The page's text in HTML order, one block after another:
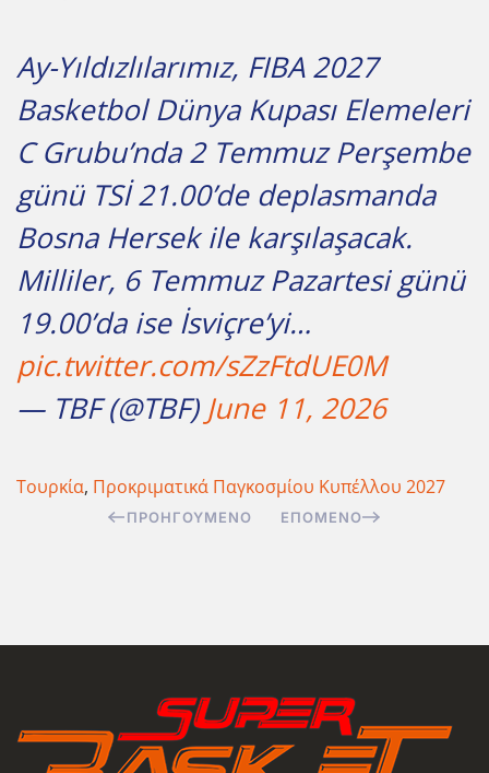
Ay-Yıldızlılarımız, FIBA 2027
Basketbol Dünya Kupası Elemeleri
C Grubu’nda 2 Temmuz Perşembe
günü TSİ 21.00’de deplasmanda
Bosna Hersek ile karşılaşacak.
Milliler, 6 Temmuz Pazartesi günü
19.00’da ise İsviçre’yi…
pic.twitter.com/sZzFtdUE0M
— TBF (@TBF) June 11, 2026
Τουρκία, Προκριματικά Παγκοσμίου Κυπέλλου 2027
ΠΡΟΗΓΟΎΜΕΝΟ ΕΠΌΜΕΝΟ